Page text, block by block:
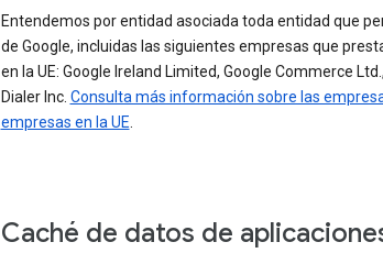
Entendemos por entidad asociada toda entidad que
de Google, incluidas las siguientes empresas que
en la UE: Google Ireland Limited, Google Commerce
Dialer Inc. Consulta más información sobre las
empresas en la UE.
Caché de datos de